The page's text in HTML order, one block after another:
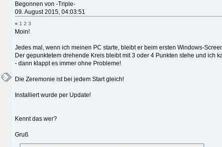
Begonnen von -Triple-
09. August 2015, 04:03:51
« 1 2 3
Moin!
Jedes mal, wenn ich meinen PC starte, bleibt er beim ersten Windows-
Der gepunktetem drehende Kreis bleibt mit 3 oder 4 Punkten stehe und ich
- dann klappt es immer ohne Probleme!
Die Zeremonie ist bei jedem Start gleich!
Installiert wurde per Update!
Kennt das wer?
Gruß